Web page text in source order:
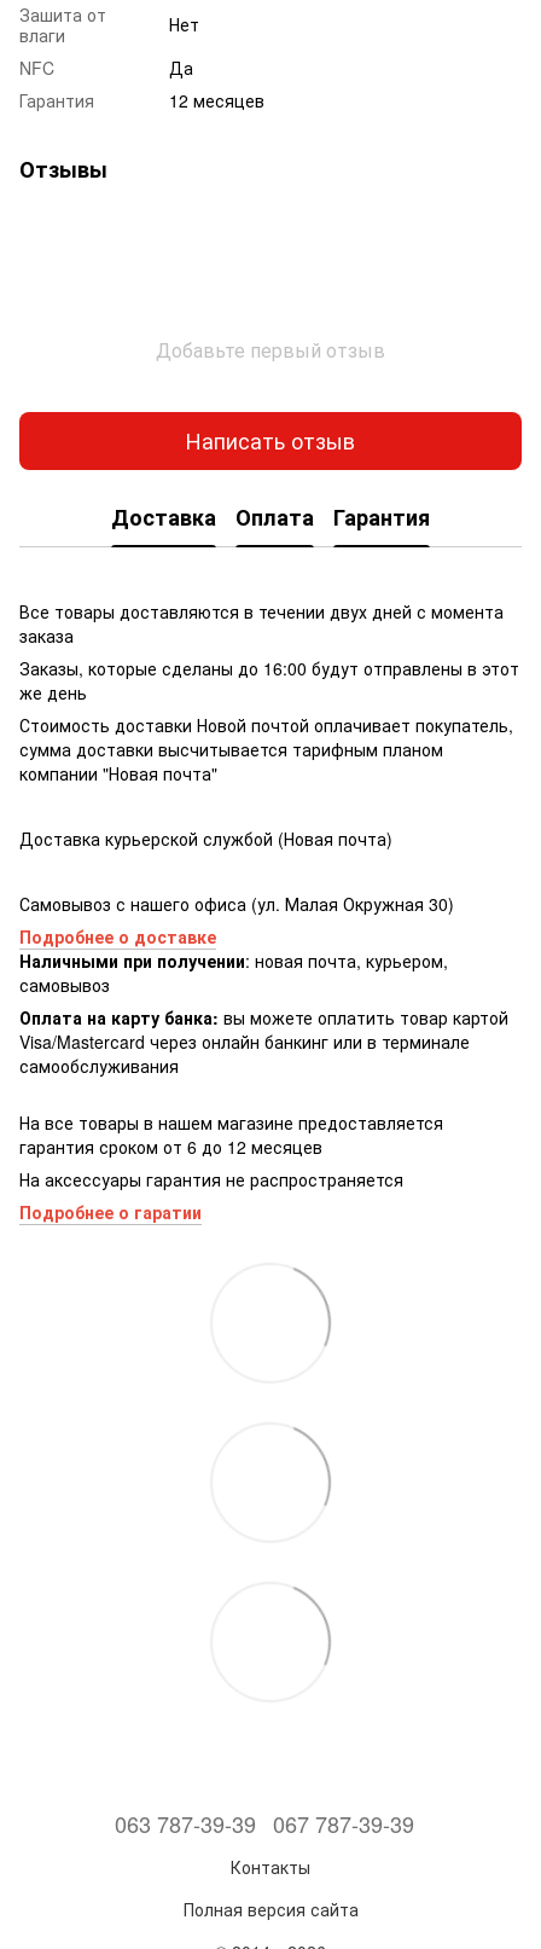
Зашита от
влаги
Нет
NFC
Да
Гарантия
12 месяцев
Отзывы
Добавьте первый отзыв
Написать отзыв
Доставка Оплата Гарантия
Все товары доставляются в течении двух дней с момента
заказа
Заказы, которые сделаны до 16:00 будут отправлены в этот
же день
Стоимость доставки Новой почтой оплачивает покупатель,
сумма доставки высчитывается тарифным планом
компании "Новая почта"
Доставка курьерской службой (Новая почта)
Самовывоз с нашего офиса (ул. Малая Окружная 30)
Подробнее о доставке
Наличными при получении: новая почта, курьером,
самовывоз
Оплата на карту банка: вы можете оплатить товар картой
Visa/Masterсard через онлайн банкинг или в терминале
самообслуживания
На все товары в нашем магазине предоставляется
гарантия сроком от 6 до 12 месяцев
На аксессуары гарантия не распространяется
Подробнее о гаратии
063 787-39-39 067 787-39-39
Контакты
Полная версия сайта